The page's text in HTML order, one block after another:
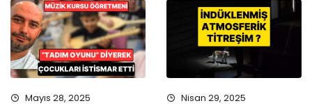
Mayıs 28, 2025 Nisan 29, 2025